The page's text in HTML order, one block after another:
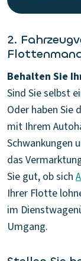
2.
Behalten Sie
Sind Sie selbst
Oder haben Sie
mit Ihrem
Schwankungen
das
Sie gut, ob sich
Ihrer Flotte
im
Umgang.